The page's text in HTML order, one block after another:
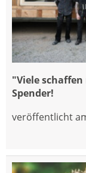
"Viele
Spender!
veröffentlicht